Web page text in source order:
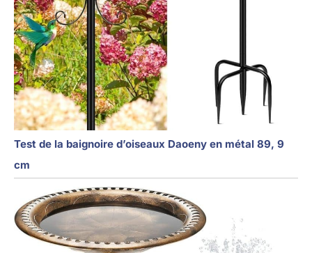
Test de la baignoire d’oiseaux Daoeny en métal 89, 9
cm